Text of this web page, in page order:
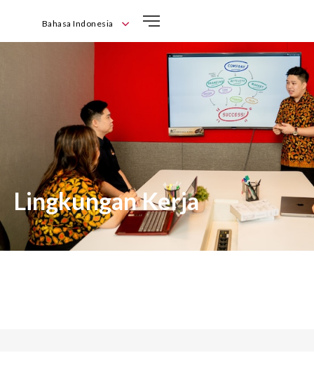
Bahasa Indonesia
Lingkungan Kerja